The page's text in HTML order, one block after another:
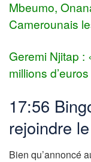
Mbeumo,
Camerounais
Geremi Njitap :
millions d’euros
17:56
rejoindre
Bien qu’annoncé